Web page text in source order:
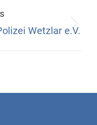
Wetzlar e.V.